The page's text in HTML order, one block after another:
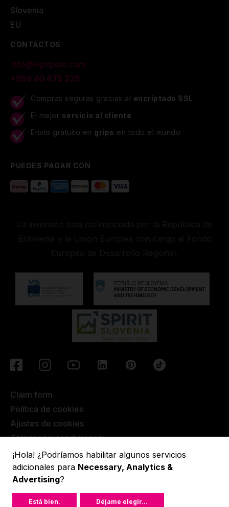
Slovenia
EU
CONTACTOS
info@lupitpole.com
+386 40 875 225
Compras seguras gracias al encriptado SSL
El mejor servicio al cliente
Envío gratuito en grips en todo el mundo
PUEDES PAGAR CON
Claim form
Política de cookies
Ajustes de cookies
Términos y condiciones
Condiciones de garantía extendida
Lupit pole © 2022, All rights reserved.
¡Hola! ¿Podríamos habilitar algunos servicios
adicionales para Necessary, Analytics &
Advertising?
Déjame elegir...
Está bien.